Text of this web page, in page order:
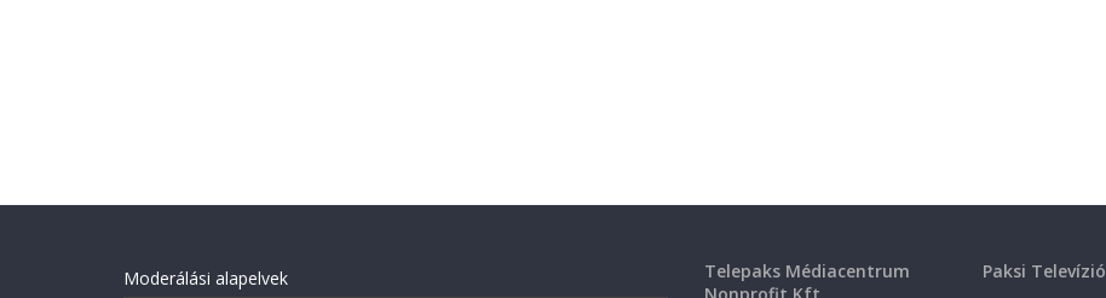
Moderálási alapelvek
Telepaks Médiacentrum
Paksi Televízió